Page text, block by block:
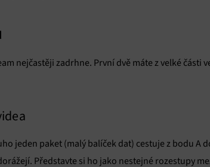
nejčastěji zadrhne. První dvě máte z velké části
jeden paket (malý balíček dat) cestuje z bodu A
Představte si ho jako nestejné rozestupy